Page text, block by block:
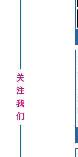
关
注
我
们